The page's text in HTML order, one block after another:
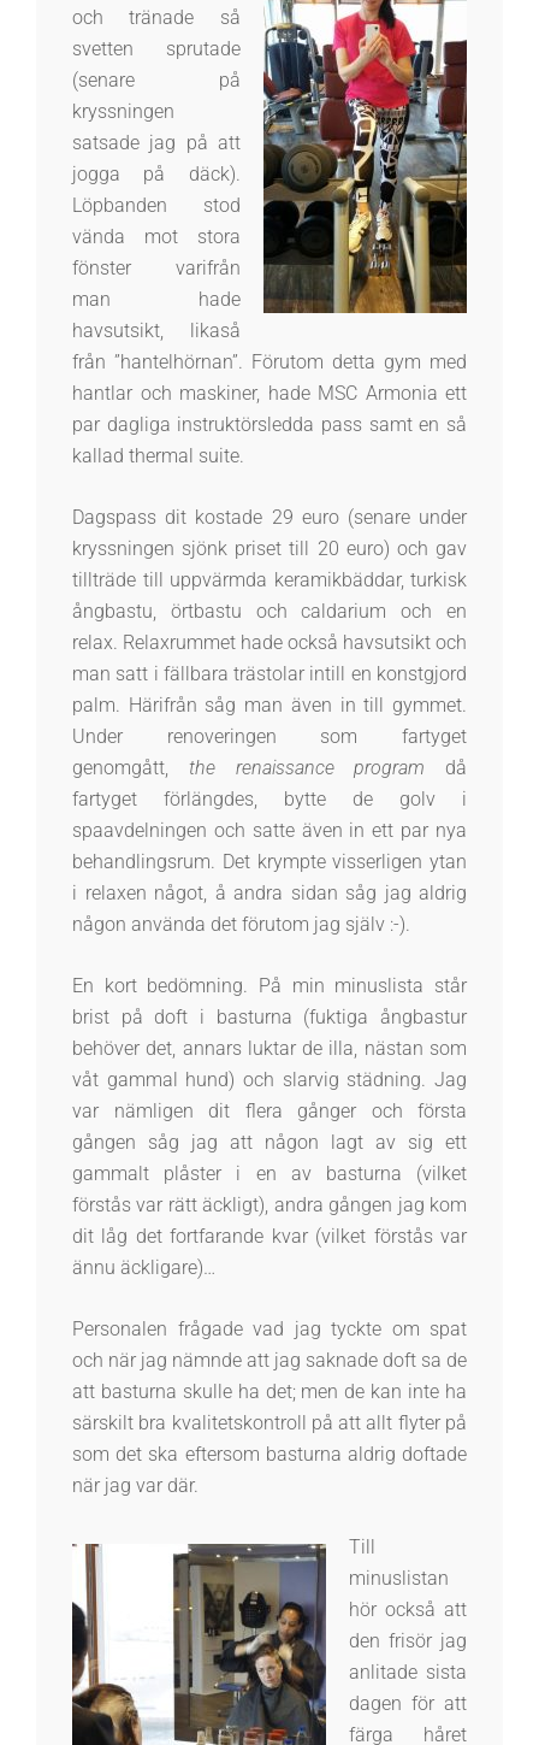
och tränade så
svetten sprutade
(senare på
kryssningen
satsade jag på att
jogga på däck).
Löpbanden stod
vända mot stora
fönster varifrån
man hade
havsutsikt, likaså
från ”hantelhörnan”. Förutom detta gym med
hantlar och maskiner, hade MSC Armonia ett
par dagliga instruktörsledda pass samt en så
kallad thermal suite.
Dagspass dit kostade 29 euro (senare under
kryssningen sjönk priset till 20 euro) och gav
tillträde till uppvärmda keramikbäddar, turkisk
ångbastu, örtbastu och caldarium och en
relax. Relaxrummet hade också havsutsikt och
man satt i fällbara trästolar intill en konstgjord
palm. Härifrån såg man även in till gymmet.
Under renoveringen som fartyget
genomgått, the renaissance program då
fartyget förlängdes, bytte de golv i
spaavdelningen och satte även in ett par nya
behandlingsrum. Det krympte visserligen ytan
i relaxen något, å andra sidan såg jag aldrig
någon använda det förutom jag själv :-).
En kort bedömning. På min minuslista står
brist på doft i basturna (fuktiga ångbastur
behöver det, annars luktar de illa, nästan som
våt gammal hund) och slarvig städning. Jag
var nämligen dit flera gånger och första
gången såg jag att någon lagt av sig ett
gammalt plåster i en av basturna (vilket
förstås var rätt äckligt), andra gången jag kom
dit låg det fortfarande kvar (vilket förstås var
ännu äckligare)…
Personalen frågade vad jag tyckte om spat
och när jag nämnde att jag saknade doft sa de
att basturna skulle ha det; men de kan inte ha
särskilt bra kvalitetskontroll på att allt flyter på
som det ska eftersom basturna aldrig doftade
när jag var där.
Till
minuslistan
hör också att
den frisör jag
anlitade sista
dagen för att
färga håret